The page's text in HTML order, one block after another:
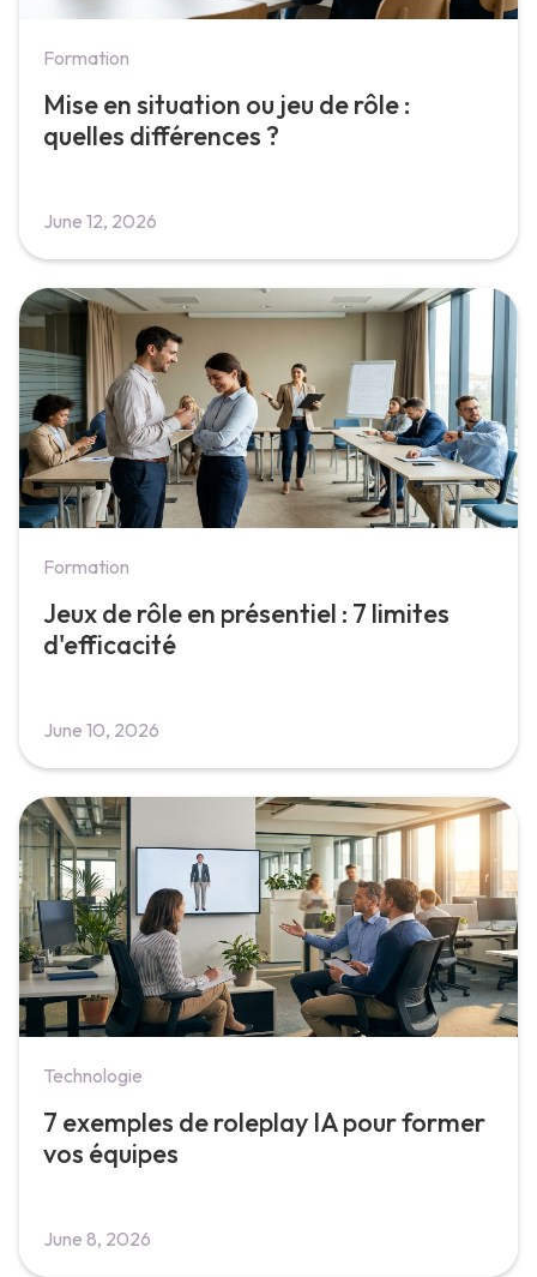
Formation
Mise en situation ou jeu de rôle :
quelles différences ?
June 12, 2026
Formation
Jeux de rôle en présentiel : 7 limites
d'efficacité
June 10, 2026
Technologie
7 exemples de roleplay IA pour former
vos équipes
June 8, 2026